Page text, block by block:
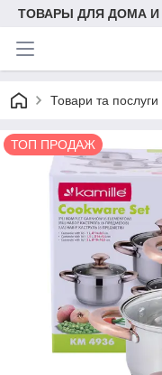
ТОВАРЫ ДЛЯ ДОМА
Товари та послуги
ТОП ПРОДАЖ